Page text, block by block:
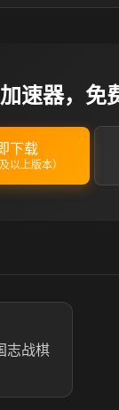
速器，免
下载
以上版本）
志战棋